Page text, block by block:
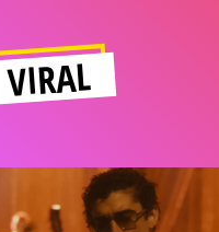
VIRAL